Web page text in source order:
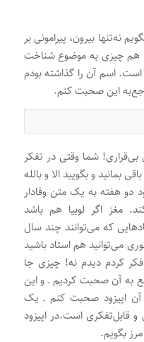
نه‌تنها بیرون، پیرامونی بر
هم چیزی به موضوع شناخت
اسم آن را گذاشته بودم
این صحبت کنم.
بی‌قراری! شما وقتی در تفکر
بمانید و بگویید الا و بالله
هفته به یک متن وفادار
مغز اگر لوبیا هم باشد
که می‌توانند چند سال
می‌توانید هم استاد باشید
کردم دیدم نه! چیزی جا
به آن صحبت کردیم ـ و این
آن اپیزود صحبت کنم ـ یک
قابل‌تفکری است.در اپیزود
بگویم.